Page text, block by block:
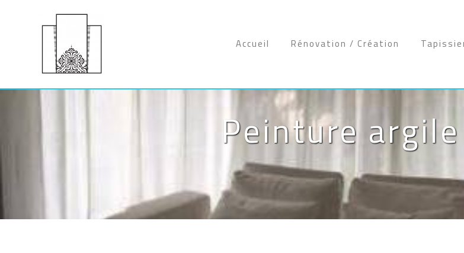
Accueil Rénovation / Création
Peinture